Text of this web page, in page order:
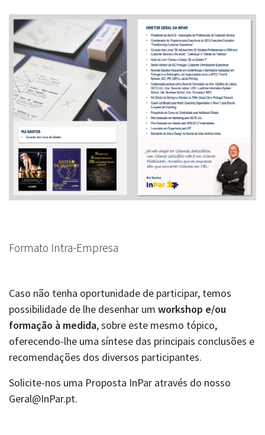
Formato Intra-Empresa
Caso não tenha oportunidade de participar, temos
possibilidade de lhe desenhar um workshop e/ou
formação à medida, sobre este mesmo tópico,
oferecendo-lhe uma síntese das principais conclusões e
recomendações dos diversos participantes.
Solicite-nos uma Proposta InPar através do nosso
Geral@InPar.pt.